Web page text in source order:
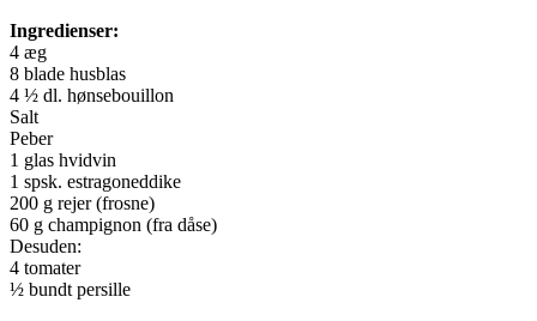
Ingredienser:
4 æg
8 blade husblas
4 ½ dl. hønsebouillon
Salt
Peber
1 glas hvidvin
1 spsk. estragoneddike
200 g rejer (frosne)
60 g champignon (fra dåse)
Desuden:
4 tomater
½ bundt persille